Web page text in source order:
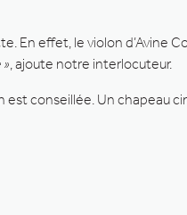
En effet, le violon d’Avine
, ajoute notre interlocuteur.
conseillée. Un chapeau